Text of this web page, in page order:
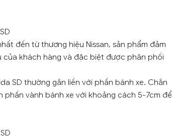
đến từ thương hiệu Nissan, sản phẩm đảm
khách hàng và đặc biệt được phân phối
SD thường gắn liền với phần bánh xe. Chắn
vành bánh xe với khoảng cách 5-7cm để